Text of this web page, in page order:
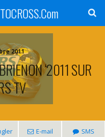
2011
‘2011 SUR
TV
E-mail SMS